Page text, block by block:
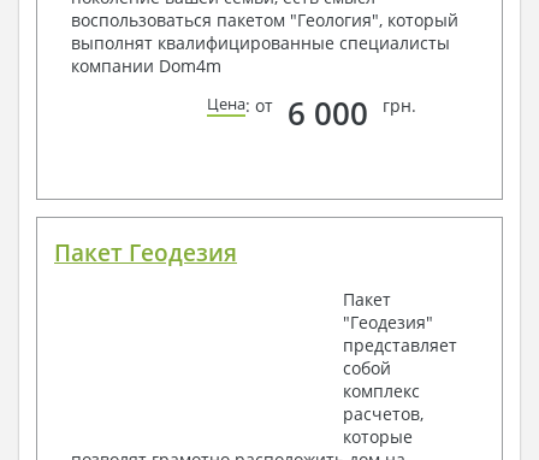
воспользоваться пакетом "Геология", который
выполнят квалифицированные специалисты
компании Dom4m
Цена: от 6 000 грн.
Пакет Геодезия
Пакет
"Геодезия"
представляет
собой
комплекс
расчетов,
которые